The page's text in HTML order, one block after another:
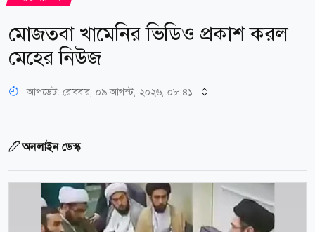
মোজতবা খামেনির ভিডিও প্রকাশ করল
মেহের নিউজ
আপডেট: রোববার, ০৯ আগস্ট, ২০২৬, ০৮:৪১
অনলাইন ডেস্ক